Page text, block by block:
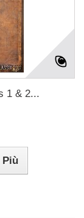
1 & 2...
Più